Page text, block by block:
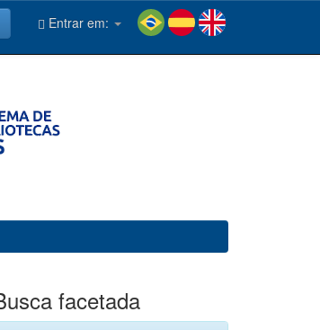
Entrar em:
facetada